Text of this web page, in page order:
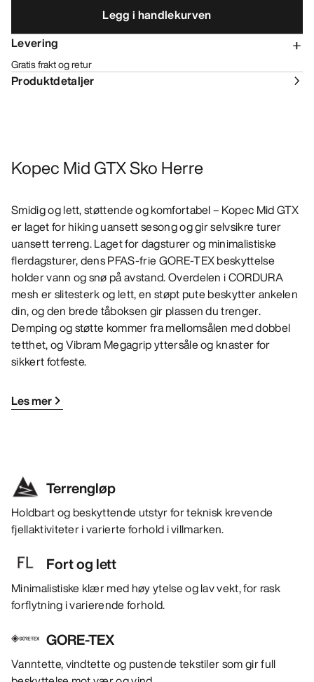
Legg i handlekurven
Levering
Gratis frakt og retur
Produktdetaljer
Kopec Mid GTX Sko Herre
Smidig og lett, støttende og komfortabel – Kopec Mid GTX
er laget for hiking uansett sesong og gir selvsikre turer
uansett terreng. Laget for dagsturer og minimalistiske
flerdagsturer, dens PFAS-frie GORE-TEX beskyttelse
holder vann og snø på avstand. Overdelen i CORDURA
mesh er slitesterk og lett, en støpt pute beskytter ankelen
din, og den brede tåboksen gir plassen du trenger.
Demping og støtte kommer fra mellomsålen med dobbel
tetthet, og Vibram Megagrip yttersåle og knaster for
sikkert fotfeste.
Les mer
Terrengløp
Holdbart og beskyttende utstyr for teknisk krevende
fjellaktiviteter i varierte forhold i villmarken.
Fort og lett
Minimalistiske klær med høy ytelse og lav vekt, for rask
forflytning i varierende forhold.
GORE-TEX
Vanntette, vindtette og pustende tekstiler som gir full